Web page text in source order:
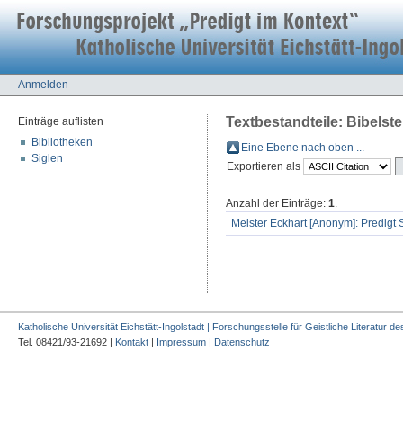
Anmelden
Einträge auflisten
Bibliotheken
Siglen
Textbestandteile:
Eine Ebene nach oben ...
Exportieren als
Anzahl der Einträge: 1.
Meister Eckhart [Anonym]: Predigt
Katholische Universität Eichstätt-Ingolstadt | Forschungsstelle für Geistliche Literatur
Tel. 08421/93-21692 | Kontakt | Impressum | Datenschutz